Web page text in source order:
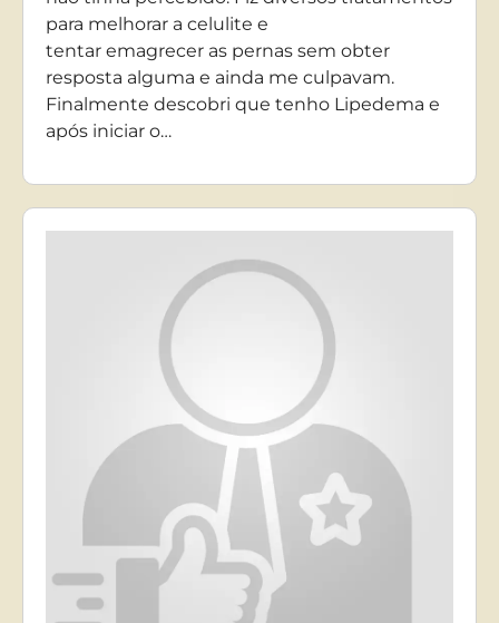
para melhorar a celulite e
tentar emagrecer as pernas sem obter
resposta alguma e ainda me culpavam.
Finalmente descobri que tenho Lipedema e
após iniciar o…